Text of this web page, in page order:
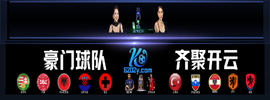
米兰·(milan)中国官方网站